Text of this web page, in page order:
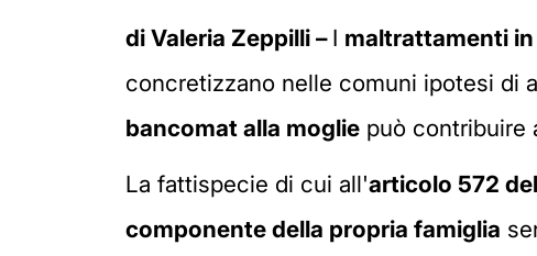
di Valeria Zeppilli – I maltrattamenti
concretizzano nelle comuni ipotesi di
bancomat alla moglie può contribuire
La fattispecie di cui all'articolo 572
componente della propria famiglia